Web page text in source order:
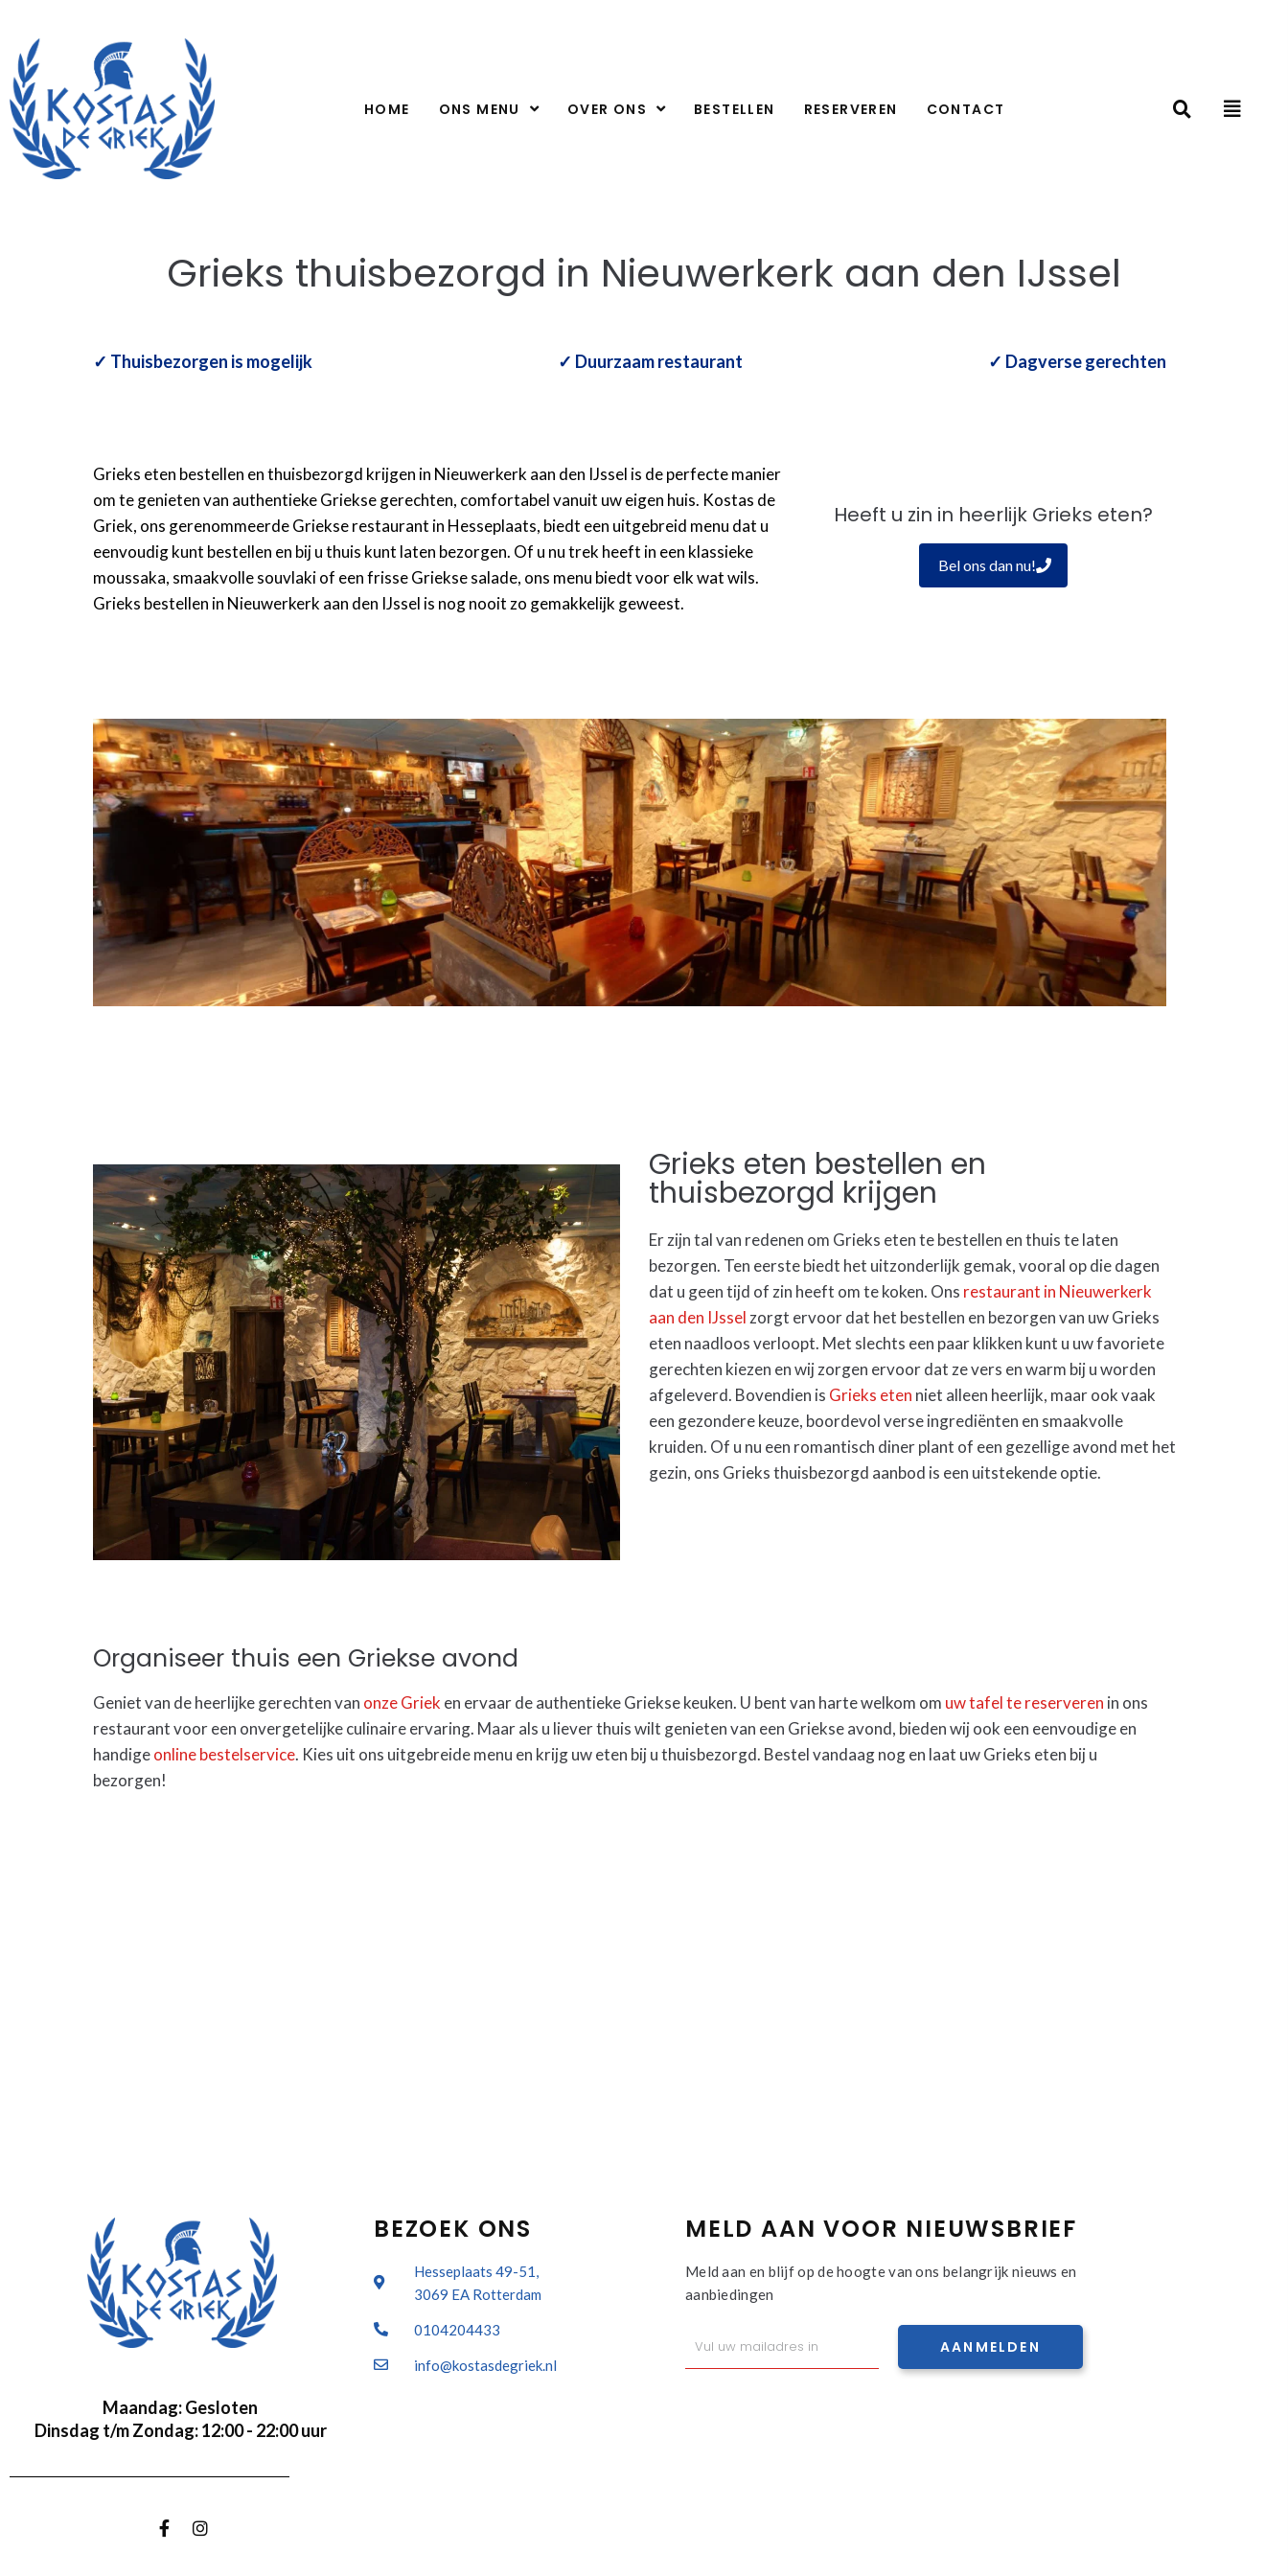
HOME ONS MENU OVER ONS BESTELLEN RESERVEREN CONTACT
Grieks thuisbezorgd in Nieuwerkerk aan den IJssel
✓ Thuisbezorgen is mogelijk ✓ Duurzaam restaurant ✓ Dagverse gerechten
Grieks eten bestellen en thuisbezorgd krijgen in Nieuwerkerk aan den IJssel is de perfecte manier
om te genieten van authentieke Griekse gerechten, comfortabel vanuit uw eigen huis. Kostas de
Griek, ons gerenommeerde Griekse restaurant in Hesseplaats, biedt een uitgebreid menu dat u
eenvoudig kunt bestellen en bij u thuis kunt laten bezorgen. Of u nu trek heeft in een klassieke
moussaka, smaakvolle souvlaki of een frisse Griekse salade, ons menu biedt voor elk wat wils.
Grieks bestellen in Nieuwerkerk aan den IJssel is nog nooit zo gemakkelijk geweest.
Heeft u zin in heerlijk Grieks eten?
Bel ons dan nu!
Grieks eten bestellen en
thuisbezorgd krijgen
Er zijn tal van redenen om Grieks eten te bestellen en thuis te laten
bezorgen. Ten eerste biedt het uitzonderlijk gemak, vooral op die dagen
dat u geen tijd of zin heeft om te koken. Ons restaurant in Nieuwerkerk
aan den IJssel zorgt ervoor dat het bestellen en bezorgen van uw Grieks
eten naadloos verloopt. Met slechts een paar klikken kunt u uw favoriete
gerechten kiezen en wij zorgen ervoor dat ze vers en warm bij u worden
afgeleverd. Bovendien is Grieks eten niet alleen heerlijk, maar ook vaak
een gezondere keuze, boordevol verse ingrediënten en smaakvolle
kruiden. Of u nu een romantisch diner plant of een gezellige avond met het
gezin, ons Grieks thuisbezorgd aanbod is een uitstekende optie.
Organiseer thuis een Griekse avond
Geniet van de heerlijke gerechten van onze Griek en ervaar de authentieke Griekse keuken. U bent van harte welkom om uw tafel te reserveren in ons
restaurant voor een onvergetelijke culinaire ervaring. Maar als u liever thuis wilt genieten van een Griekse avond, bieden wij ook een eenvoudige en
handigeonline bestelservice. Kies uit ons uitgebreide menu en krijg uw eten bij u thuisbezorgd. Bestel vandaag nog en laat uw Grieks eten bij u
bezorgen!
Maandag: Gesloten
Dinsdag t/m Zondag: 12:00 - 22:00 uur
BEZOEK ONS
Hesseplaats 49-51,
3069 EA Rotterdam
0104204433
info@kostasdegriek.nl
MELD AAN VOOR NIEUWSBRIEF
Meld aan en blijf op de hoogte van ons belangrijk nieuws en
aanbiedingen
AANMELDEN